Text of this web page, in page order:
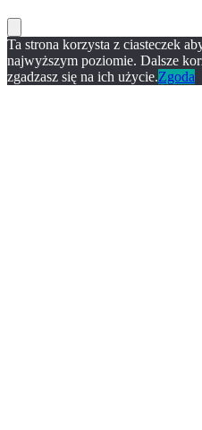
Ta strona korzysta z ciasteczek
najwyższym poziomie. Dalsze
zgadzasz się na ich użycie.Zgoda